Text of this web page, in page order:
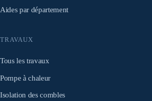
Aides par département
TRAVAUX
Tous les travaux
Pompe à chaleur
Isolation des combles